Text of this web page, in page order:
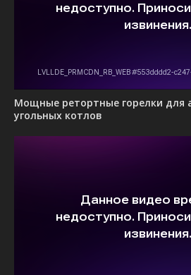
Мощные ретортные горелки для
угольных котлов